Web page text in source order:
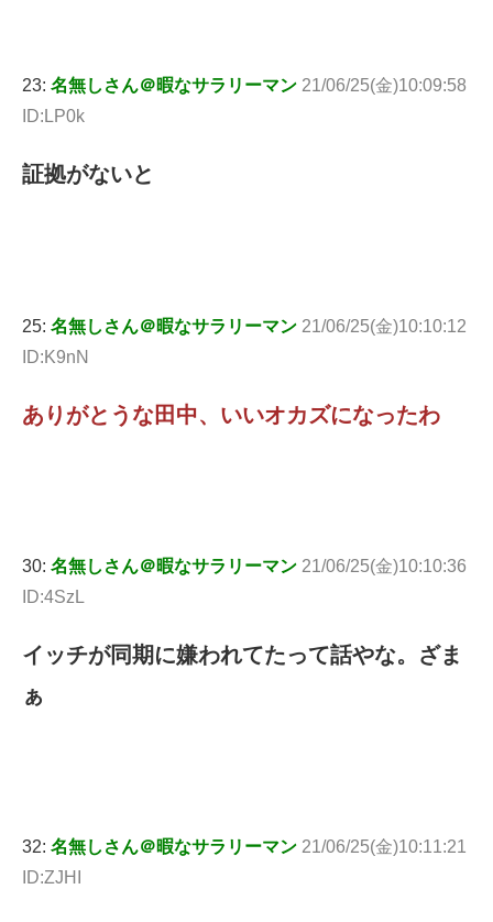
23: 名無しさん＠暇なサラリーマン 21/06/25(金)10:09:58
ID:LP0k
証拠がないと
25: 名無しさん＠暇なサラリーマン 21/06/25(金)10:10:12
ID:K9nN
ありがとうな田中、いいオカズになったわ
30: 名無しさん＠暇なサラリーマン 21/06/25(金)10:10:36
ID:4SzL
イッチが同期に嫌われてたって話やな。ざま
ぁ
32: 名無しさん＠暇なサラリーマン 21/06/25(金)10:11:21
ID:ZJHI